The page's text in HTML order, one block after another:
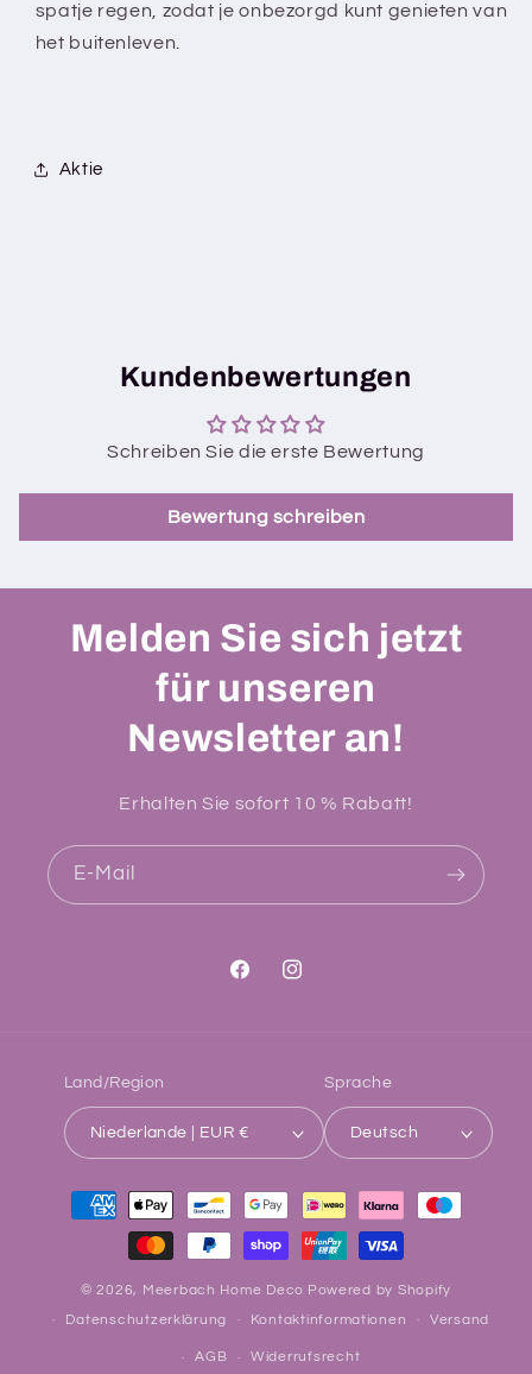
spatje regen, zodat je onbezorgd kunt genieten van
het buitenleven.
Aktie
Kundenbewertungen
Schreiben Sie die erste Bewertung
Bewertung schreiben
Melden Sie sich jetzt
für unseren
Newsletter an!
Erhalten Sie sofort 10 % Rabatt!
E-Mail
FacebookInstagram
Land/Region
Niederlande | EUR €
Sprache
Deutsch
Zahlungsmethoden
© 2026, Meerbach Home Deco Powered by Shopify
Datenschutzerklärung Kontaktinformationen Versand
AGB Widerrufsrecht